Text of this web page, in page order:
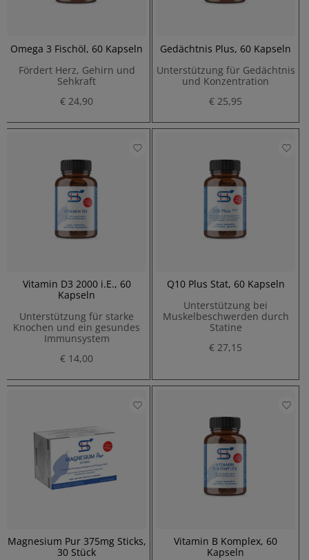
Omega 3 Fischöl, 60 Kapseln
Fördert Herz, Gehirn und
Sehkraft
€ 24,90
Gedächtnis Plus, 60 Kapseln
Unterstützung für Gedächtnis
und Konzentration
€ 25,95
Vitamin D3 2000 i.E., 60
Kapseln
Unterstützung für starke
Knochen und ein gesundes
Immunsystem
€ 14,00
Q10 Plus Stat, 60 Kapseln
Unterstützung bei
Muskelbeschwerden durch
Statine
€ 27,15
Magnesium Pur 375mg Sticks,
30 Stück
Vitamin B Komplex, 60
Kapseln